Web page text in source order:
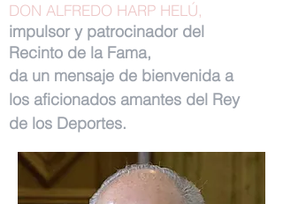
DON ALFREDO HARP HELÚ,
impulsor y patrocinador del
Recinto de la Fama,
da un mensaje de bienvenida a
los aficionados amantes del Rey
de los Deportes.